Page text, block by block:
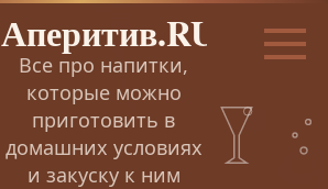
Аперитив.RU
Все про напитки,
которые можно
приготовить в
домашних условиях
и закуску к ним